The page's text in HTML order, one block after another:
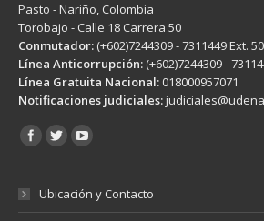
Pasto - Nariño, Colombia
Torobajo - Calle 18 Carrera 50
Conmutador: (+602)7244309 - 7311449 Ext.
Línea Anticorrupción: (+602)7244309 -
Línea Gratuita Nacional: 018000957071
Notificaciones judiciales:
Encuéntranos en:
Ubicación y Contacto